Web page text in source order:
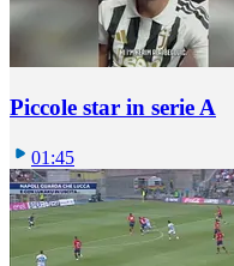
Piccole star in serie A
01:45